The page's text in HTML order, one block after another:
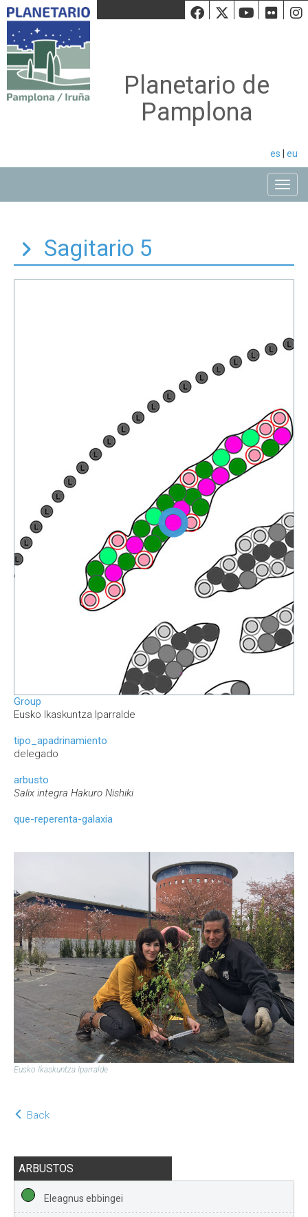
Facebook
Twiiter
Planetario de
Pamplona
es eu
Sagitario 5
Group
Eusko Ikaskuntza Iparralde
tipo_apadrinamiento
delegado
arbusto
Salix integra Hakuro Nishiki
que-reperenta-galaxia
Eusko Ikaskuntza Iparralde
Back
ARBUSTOS
Eleagnus ebbingei